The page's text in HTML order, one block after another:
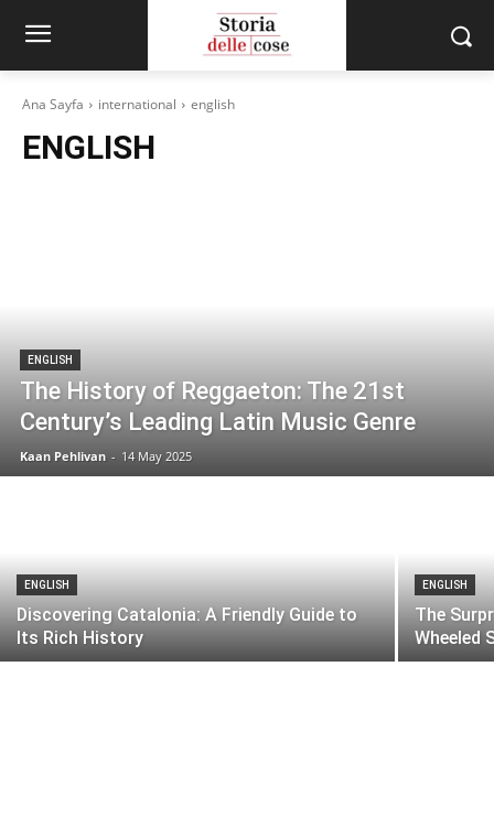
Ana Sayfa international english
ENGLISH
ENGLISH
The History of Reggaeton: The 21st
Century’s Leading Latin Music Genre
Kaan Pehlivan - 14 May 2025
ENGLISH
Discovering Catalonia: A Friendly Guide to
Its Rich History
ENGLISH
The
Wheeled